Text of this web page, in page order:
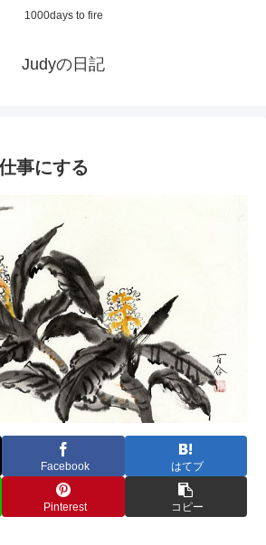
1000days to fire
Judyの日記
事にする
Facebook はてブ
Pinterest コピー